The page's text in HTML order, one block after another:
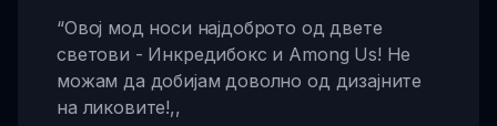
“Овој мод носи најдоброто од двете
светови - Инкредибокс и Among Us! Не
можам да добијам доволно од дизајните
на ликовите!,,